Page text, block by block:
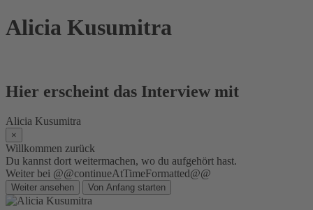
Skip
to
Alicia Kusumitra
Hier erscheint das Interview mit
Alicia Kusumitra
×
Willkommen zurück
Du kannst dort weitermachen, wo du aufgehört hast.
Weiter bei @@continueAtTimeFormatted@@
Weiter ansehen Von Anfang starten